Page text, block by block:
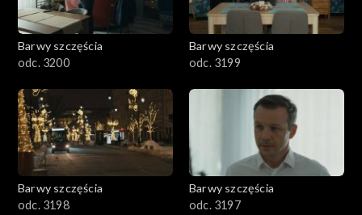
3101-3200
3001-3100
2901-3000
2801–2900
2701–2800
Barwy szczęścia
odc. 3200
Barwy szczęścia
odc. 3199
Barwy szczęścia
odc. 3198
Barwy szczęścia
odc. 3197